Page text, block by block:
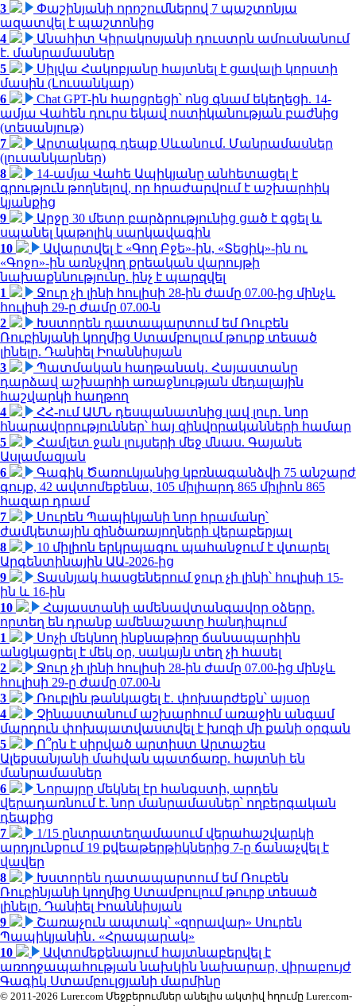
3
Փաշինյանի որոշումներով 7 պաշտոնյա
ազատվել է պաշտոնից
4
Անահիտ Կիրակոսյանի դուստրն ամուսնանում
է. մանրամասներ
5
Սիլվա Հակոբյանը հայտնել է ցավալի կորստի
մասին (Լուսանկար)
6
Chat GPT-ին հարցրեցի՝ ոնց գնամ եկեղեցի. 14-
ամյա Վահեն դուրս եկավ ոստիկանության բաժնից
(տեսանյութ)
7
Արտակարգ դեպք Սևանում. Մանրամասներ
(լուսանկարներ)
8
14-ամյա Վահե Ապիկյանը անհետացել է
գրություն թողնելով, որ հրաժարվում է աշխարհիկ
կյանքից
9
Արջը 30 մետր բարձրությունից ցած է գցել և
սպանել կաթոլիկ սարկավագին
10
Ավարտվել է «Գող Բջե»-ին, «Տեցիկ»-ին ու
«Գոջո»-ին առնչվող քրեական վարույթի
նախաքննությունը. ինչ է պարզվել
1
Ջուր չի լինի հուլիսի 28-ին ժամը 07.00-ից մինչև
հուլիսի 29-ը ժամը 07.00-ն
2
Խստորեն դատապարտում եմ Ռուբեն
Ռուբինյանի կողմից Ստամբուլում թուրք տեսած
լինելը. Դանիել Իոաննիսյան
3
Պատմական հաղթանակ․ Հայաստանը
դարձավ աշխարհի առաջնության մեդալային
հաշվարկի հաղթող
4
ՀՀ-ում ԱՄՆ դեսպանատնից լավ լուր․ նոր
հնարավորություններ՝ հայ զինվորականների համար
5
Համլետ ջան լույսերի մեջ մնաս. Գայանե
Ասլամազյան
6
Գագիկ Ծառուկյանից կբռնագանձվի 75 անշարժ
գույք, 42 ավտոմեքենա, 105 միլիարդ 865 միլիոն 865
հազար դրամ
7
Սուրեն Պապիկյանի նոր հրամանը՝
ժամկետային զինծառայողների վերաբերյալ
8
10 միլիոն երկրպագու պահանջում է վտարել
Արգենտինային ԱԱ-2026-ից
9
Տասնյակ հասցեներում ջուր չի լինի՝ հուլիսի 15-
ին և 16-ին
10
Հայաստանի ամենավտանգավոր օձերը.
որտեղ են դրանք ամենաշատը հանդիպում
1
Սոչի մեկնող ինքնաթիռը ճանապարհին
անցկացրել է մեկ օր, սակայն տեղ չի հասել
2
Ջուր չի լինի հուլիսի 28-ին ժամը 07.00-ից մինչև
հուլիսի 29-ը ժամը 07.00-ն
3
Ռուբլին թանկացել է․ փոխարժեքն՝ այսօր
4
Չինաստանում աշխարհում առաջին անգամ
մարդուն փոխպատվաստվել է խոզի մի քանի օրգան
5
Ո՞րն է սիրված արտիստ Արտաշես
Ալեքսանյանի մահվան պատճառը. հայտնի են
մանրամասներ
6
Նորայրը մեկնել էր հանգստի, արդեն
վերադառնում է. նոր մանրամասներ՝ ողբերգական
դեպքից
7
1/15 ընտրատեղամասում վերահաշվարկի
արդյունքում 19 քվեաթերթիկներից 7-ը ճանաչվել է
վավեր
8
Խստորեն դատապարտում եմ Ռուբեն
Ռուբինյանի կողմից Ստամբուլում թուրք տեսած
լինելը. Դանիել Իոաննիսյան
9
Շառաչուն ապտակ՝ «զորավար» Սուրեն
Պապիկյանին․ «Հրապարակ»
10
Ավտոմեքենայում հայտնաբերվել է
առողջապահության նախկին նախարար, վիրաբույժ
Գագիկ Ստամբուլցյանի մարմինը
© 2011-2026 Lurer.com Մեջբերումներ անելիս ակտիվ հղումը Lurer.com-